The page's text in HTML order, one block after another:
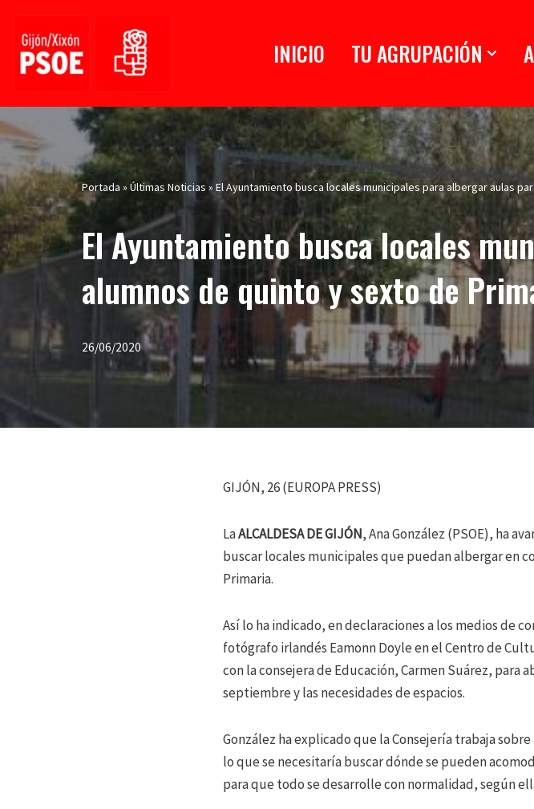
Saltar
INICIO TU AGRUPACIÓN
Portada » Últimas Noticias » El Ayuntamiento busca locales municipales para albergar aulas
El Ayuntamiento busca locales
alumnos de quinto y sexto de
26/06/2020
GIJÓN, 26 (EUROPA PRESS)
LaALCALDESA DE GIJÓN, Ana González (PSOE), ha
buscar locales municipales que puedan albergar en
Primaria.
Así lo ha indicado, en declaraciones a los medios de
fotógrafo irlandés Eamonn Doyle en el Centro de
con la consejera de Educación, Carmen Suárez, para
septiembre y las necesidades de espacios.
González ha explicado que la Consejería trabaja
lo que se necesitaría buscar dónde se pueden
para que todo se desarrolle con normalidad, según